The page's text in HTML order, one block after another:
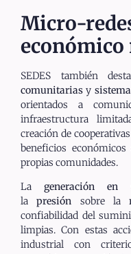
Micro-
SEDES también
comunitarias y
orientados a
infraestructura
creación de
beneficios
propias comunidades.
Lageneración en
lapresión sobre la
confiabilidad del
limpias. Con estas
industrial con